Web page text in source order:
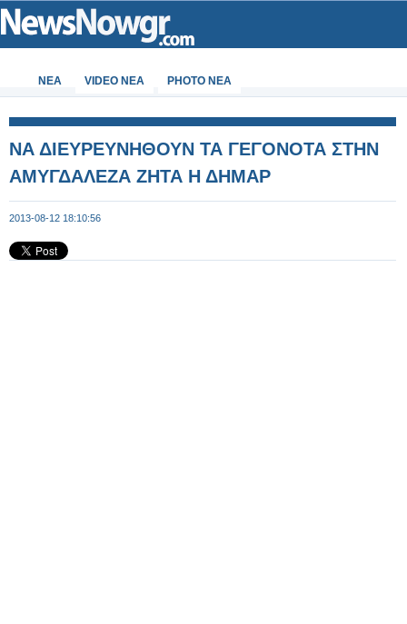
ΝΕΑ VIDEO NEA PHOTO NEA
ΝΑ ΔΙΕΥΡΕΥΝΗΘΟΥΝ ΤΑ ΓΕΓΟΝΟΤΑ ΣΤΗΝ
ΑΜΥΓΔΑΛΕΖΑ ΖΗΤΑ Η ΔΗΜΑΡ
2013-08-12 18:10:56